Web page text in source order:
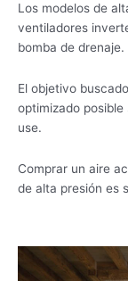
Los modelos de
ventiladores
bomba de drenaje.
El objetivo
optimizado
use.
Comprar un aire
de alta presión es